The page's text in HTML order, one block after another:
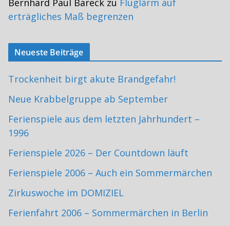
Bernhard Paul Bareck zu Fluglärm auf
erträgliches Maß begrenzen
Neueste Beiträge
Trockenheit birgt akute Brandgefahr!
Neue Krabbelgruppe ab September
Ferienspiele aus dem letzten Jahrhundert –
1996
Ferienspiele 2026 – Der Countdown läuft
Ferienspiele 2006 – Auch ein Sommermärchen
Zirkuswoche im DOMIZIEL
Ferienfahrt 2006 – Sommermärchen in Berlin